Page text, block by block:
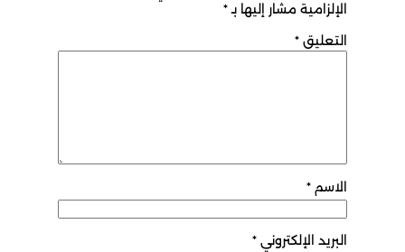
الإلزامية مشار إليها بـ*
التعليق *
الاسم *
البريد الإلكتروني *